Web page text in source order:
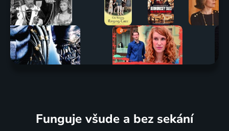
Funguje všude a bez sekání